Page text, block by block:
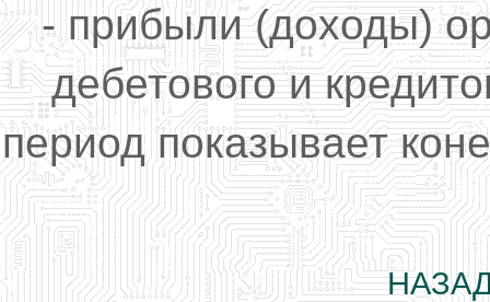
- прибыли (доходы)
дебетового и
период показывает